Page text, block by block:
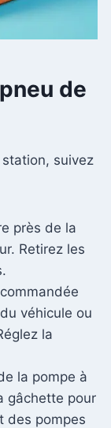
de
suivez
près de la
Retirez les
véhicule ou
la
la pompe à
gâchette pour
des pompes